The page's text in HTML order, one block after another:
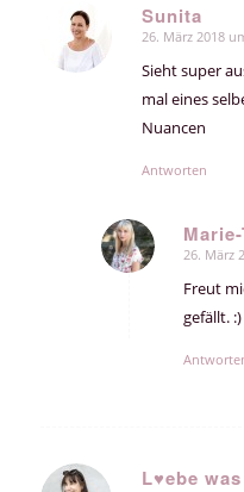
Sunita
sagte:
26. März 2018
Sieht super
mal eines
Nuancen
Antworten
sagte:
26. März
Freut
gefällt. :)
L♥ebe